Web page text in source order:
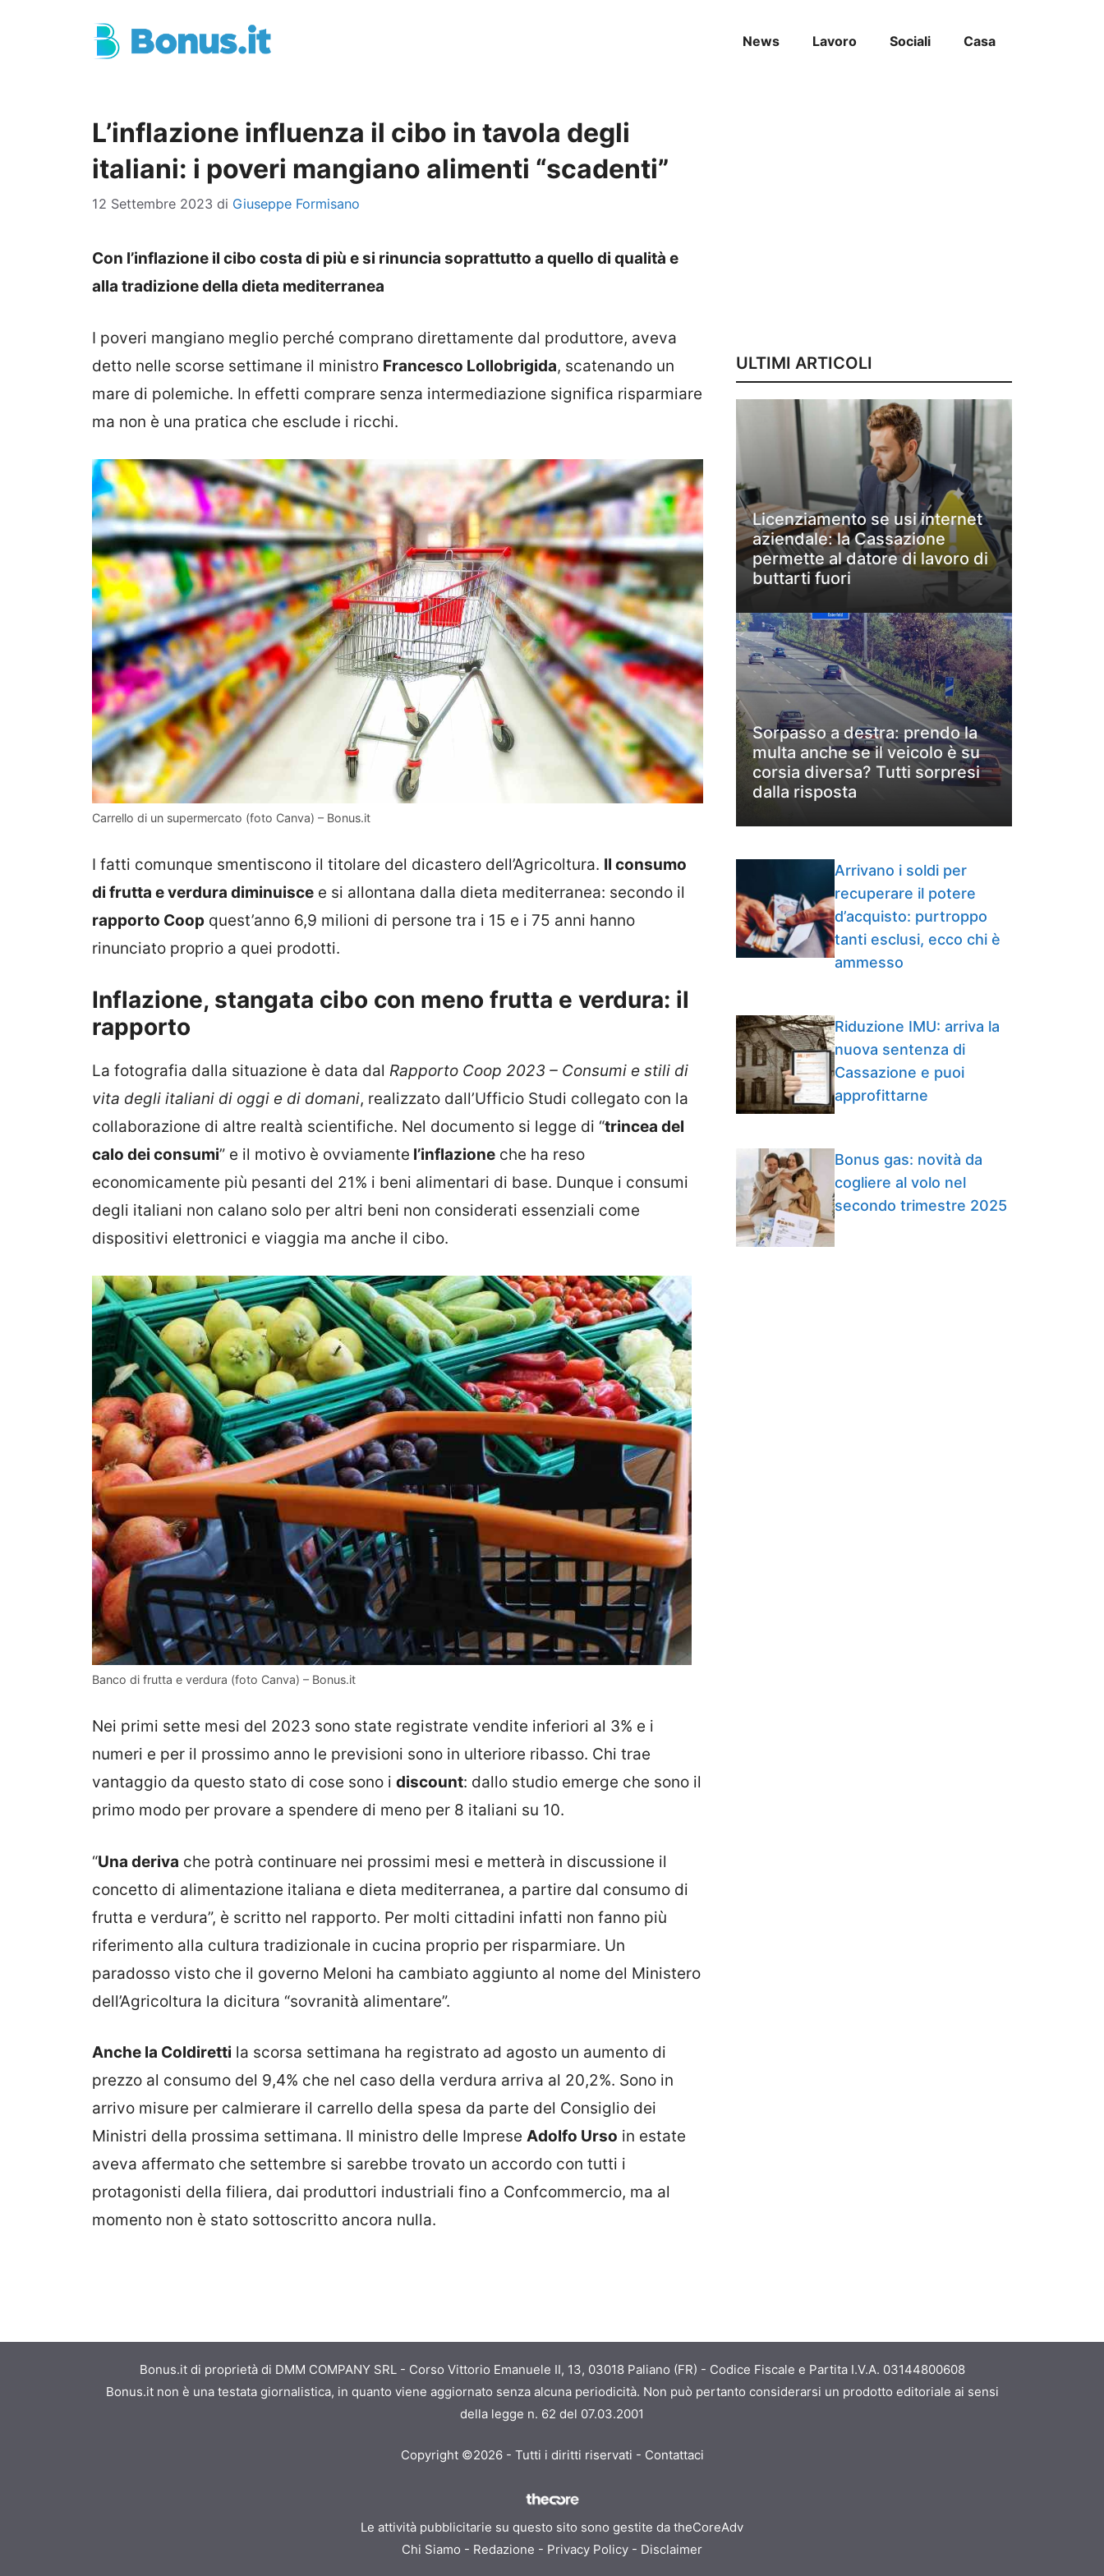
News Lavoro Sociali Casa
L’inflazione influenza il cibo in tavola degli
italiani: i poveri mangiano alimenti “scadenti”
12 Settembre 2023 di Giuseppe Formisano
Con l’inflazione il cibo costa di più e si rinuncia soprattutto a quello di qualità e
alla tradizione della dieta mediterranea
I poveri mangiano meglio perché comprano direttamente dal produttore, aveva
detto nelle scorse settimane il ministro Francesco Lollobrigida, scatenando un
mare di polemiche. In effetti comprare senza intermediazione significa risparmiare
ma non è una pratica che esclude i ricchi.
Carrello di un supermercato (foto Canva) – Bonus.it
I fatti comunque smentiscono il titolare del dicastero dell’Agricoltura. Il consumo
di frutta e verdura diminuisce e si allontana dalla dieta mediterranea: secondo il
rapporto Coop quest’anno 6,9 milioni di persone tra i 15 e i 75 anni hanno
rinunciato proprio a quei prodotti.
Inflazione, stangata cibo con meno frutta e verdura: il
rapporto
La fotografia dalla situazione è data dal Rapporto Coop 2023 – Consumi e stili di
vita degli italiani di oggi e di domani, realizzato dall’Ufficio Studi collegato con la
collaborazione di altre realtà scientifiche. Nel documento si legge di “trincea del
calo dei consumi” e il motivo è ovviamente l’inflazione che ha reso
economicamente più pesanti del 21% i beni alimentari di base. Dunque i consumi
degli italiani non calano solo per altri beni non considerati essenziali come
dispositivi elettronici e viaggia ma anche il cibo.
Banco di frutta e verdura (foto Canva) – Bonus.it
Nei primi sette mesi del 2023 sono state registrate vendite inferiori al 3% e i
numeri e per il prossimo anno le previsioni sono in ulteriore ribasso. Chi trae
vantaggio da questo stato di cose sono i discount: dallo studio emerge che sono il
primo modo per provare a spendere di meno per 8 italiani su 10.
“Una deriva che potrà continuare nei prossimi mesi e metterà in discussione il
concetto di alimentazione italiana e dieta mediterranea, a partire dal consumo di
frutta e verdura”, è scritto nel rapporto. Per molti cittadini infatti non fanno più
riferimento alla cultura tradizionale in cucina proprio per risparmiare. Un
paradosso visto che il governo Meloni ha cambiato aggiunto al nome del Ministero
dell’Agricoltura la dicitura “sovranità alimentare”.
Anche la Coldiretti la scorsa settimana ha registrato ad agosto un aumento di
prezzo al consumo del 9,4% che nel caso della verdura arriva al 20,2%. Sono in
arrivo misure per calmierare il carrello della spesa da parte del Consiglio dei
Ministri della prossima settimana. Il ministro delle Imprese Adolfo Urso in estate
aveva affermato che settembre si sarebbe trovato un accordo con tutti i
protagonisti della filiera, dai produttori industriali fino a Confcommercio, ma al
momento non è stato sottoscritto ancora nulla.
ULTIMI ARTICOLI
Licenziamento se usi internet
aziendale: la Cassazione
permette al datore di lavoro di
buttarti fuori
Sorpasso a destra: prendo la
multa anche se il veicolo è su
corsia diversa? Tutti sorpresi
dalla risposta
Arrivano i soldi per
recuperare il potere
d’acquisto: purtroppo
tanti esclusi, ecco chi è
ammesso
Riduzione IMU: arriva la
nuova sentenza di
Cassazione e puoi
approfittarne
Bonus gas: novità da
cogliere al volo nel
secondo trimestre 2025
Bonus.it di proprietà di DMM COMPANY SRL - Corso Vittorio Emanuele II, 13, 03018 Paliano (FR) - Codice Fiscale e Partita I.V.A. 03144800608
Bonus.it non è una testata giornalistica, in quanto viene aggiornato senza alcuna periodicità. Non può pertanto considerarsi un prodotto editoriale ai sensi
della legge n. 62 del 07.03.2001
Copyright ©2026 - Tutti i diritti riservati - Contattaci
Le attività pubblicitarie su questo sito sono gestite da theCoreAdv
Chi Siamo - Redazione - Privacy Policy - Disclaimer